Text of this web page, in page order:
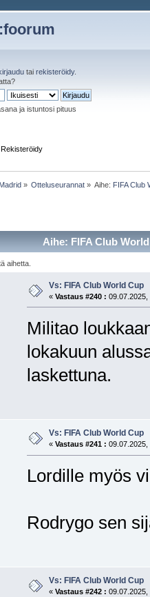
tai rekisteröidy.
ja istuntosi pituus
Rekisteröidy
» Otteluseurannat» Aihe: FIFA Club
Aihe: FIFA Club
aihetta.
Vs: FIFA Club World Cup
« Vastaus #240 : 09.07.2025,
Militao
lokakuun
laskettuna.
Vs: FIFA Club World Cup
« Vastaus #241 : 09.07.2025,
Lordille myös
Rodrygo sen
Vs: FIFA Club World Cup
« Vastaus #242 : 09.07.2025,